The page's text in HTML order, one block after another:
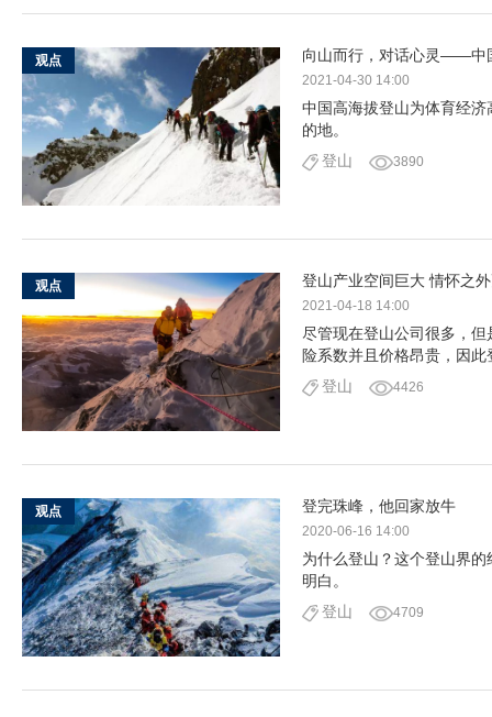
向山而行，对话心灵——中
2021-04-30 14:00
中国高海拔登山为体育经
的地。
登山
3890
观点
登山产业空间巨大 情怀之
2021-04-18 14:00
尽管现在登山公司很多，
险系数并且价格昂贵，因
登山
4426
观点
登完珠峰，他回家放牛
2020-06-16 14:00
为什么登山？这个登山界
明白。
登山
4709
观点